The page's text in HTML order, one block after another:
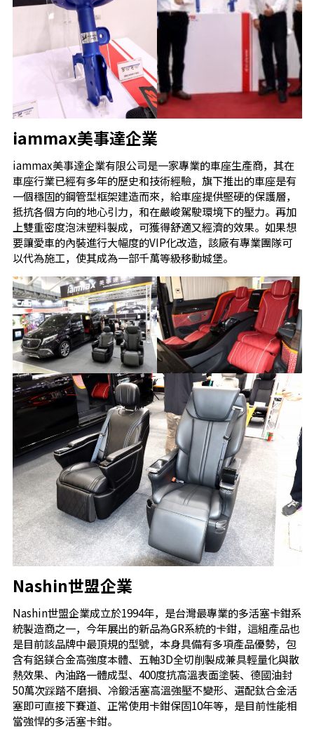
iammax美事達企業
iammax美事達企業有限公司是一家專業的車座生產商，其在
車座行業已經有多年的歷史和技術經驗，旗下推出的車座是有
一個穩固的鋼管型框架建造而來，給車座提供堅硬的保護層，
抵抗各個方向的地心引力，和在嚴峻駕駛環境下的壓力。再加
上雙重密度泡沫塑料製成，可獲得舒適又經濟的效果。如果想
要讓愛車的內裝進行大幅度的VIP化改造，該廠有專業團隊可
以代為施工，使其成為一部千萬等級移動城堡。
Nashin世盟企業
Nashin世盟企業成立於1994年，是台灣最專業的多活塞卡鉗系
統製造商之一，今年展出的新品為GR系統的卡鉗，這組產品也
是目前該品牌中最頂規的型號，本身具備有多項產品優勢，包
含有鋁鎂合金高強度本體、五軸3D全切削製成兼具輕量化與散
熱效果、內油路一體成型、400度抗高溫表面塗裝、德國油封
50萬次踩踏不磨損、冷鍛活塞高溫強壓不變形、選配鈦合金活
塞即可直接下賽道、正常使用卡鉗保固10年等，是目前性能相
當強悍的多活塞卡鉗。